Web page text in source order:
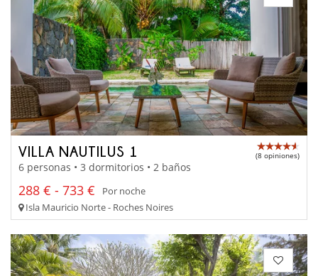
VILLA NAUTILUS 1 (8 opiniones)
6 personas • 3 dormitorios • 2 baños
288 € - 733 €
Por noche
Isla Mauricio Norte - Roches Noires